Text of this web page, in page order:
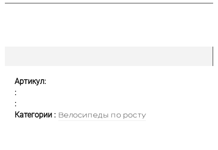
Артикул:
:
:
Категории : Велосипеды по росту